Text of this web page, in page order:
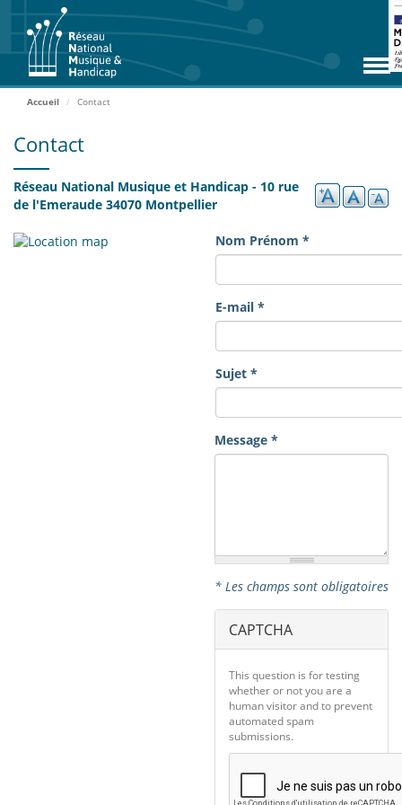
RNMH
Missions
Adhérents
Espace ressources
Contact
contenu
principal
Accueil Contact
Contact
Réseau National Musique et Handicap - 10 rue
de l'Emeraude 34070 Montpellier
Nom Prénom *
E-mail *
Sujet *
Message *
* Les champs sont obligatoires
CAPTCHA
This question is for testing
whether or not you are a
human visitor and to prevent
automated spam
submissions.